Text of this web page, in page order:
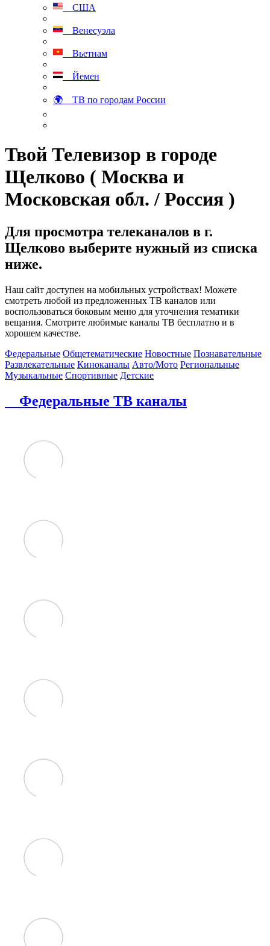
США
Венесуэла
Вьетнам
Йемен
🌍 ТВ по городам России
Твой Телевизор в городе
Щелково ( Москва и
Московская обл. / Россия )
Для просмотра телеканалов в г.
Щелково выберите нужный из списка
ниже.
Наш сайт доступен на мобильных устройствах! Можете
смотреть любой из предложенных ТВ каналов или
воспользоваться боковым меню для уточнения тематики
вещания. Смотрите любимые каналы ТВ бесплатно и в
хорошем качестве.
Федеральные Общетематические Новостные Познавательные
Развлекательные Киноканалы Авто/Мото Региональные
Музыкальные Спортивные Детские
Федеральные ТВ каналы